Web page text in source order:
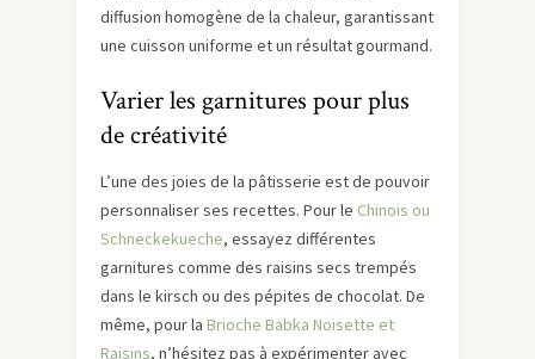
diffusion homogène de la chaleur, garantissant
une cuisson uniforme et un résultat gourmand.
Varier les garnitures pour plus
de créativité
L’une des joies de la pâtisserie est de pouvoir
personnaliser ses recettes. Pour le Chinois ou
Schneckekueche, essayez différentes
garnitures comme des raisins secs trempés
dans le kirsch ou des pépites de chocolat. De
même, pour la Brioche Babka Noisette et
Raisins, n’hésitez pas à expérimenter avec